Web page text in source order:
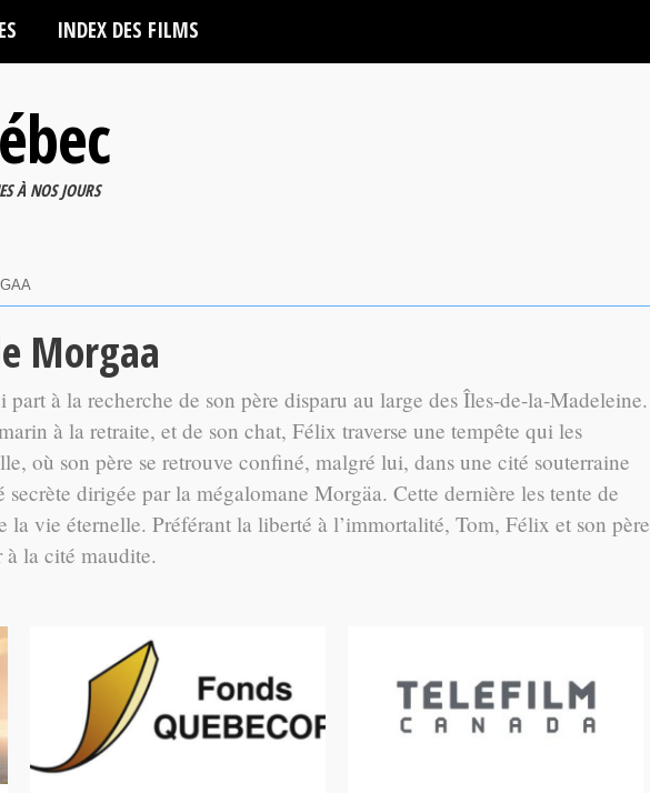
INDEX DES FILMS
À NOS JOURS
Morgaa
à la recherche de son père disparu au large des Îles-de-la-Madeleine.
à la retraite, et de son chat, Félix traverse une tempête qui les
où son père se retrouve confiné, malgré lui, dans une cité souterraine
secrète dirigée par la mégalomane Morgäa. Cette dernière les tente de
la vie éternelle. Préférant la liberté à l’immortalité, Tom, Félix et son père
la cité maudite.